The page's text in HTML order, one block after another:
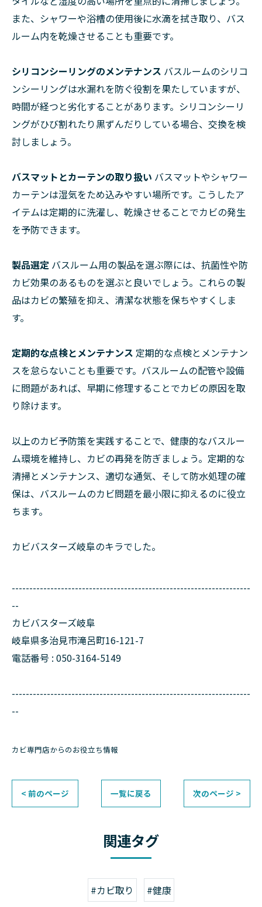
また、シャワーや浴槽の使用後に水滴を拭き取り、バス
ルーム内を乾燥させることも重要です。
シリコンシーリングのメンテナンス バスルームのシリコ
ンシーリングは水漏れを防ぐ役割を果たしていますが、
時間が経つと劣化することがあります。シリコンシーリ
ングがひび割れたり黒ずんだりしている場合、交換を検
討しましょう。
バスマットとカーテンの取り扱い バスマットやシャワー
カーテンは湿気をため込みやすい場所です。こうしたア
イテムは定期的に洗濯し、乾燥させることでカビの発生
を予防できます。
製品選定 バスルーム用の製品を選ぶ際には、抗菌性や防
カビ効果のあるものを選ぶと良いでしょう。これらの製
品はカビの繁殖を抑え、清潔な状態を保ちやすくしま
す。
定期的な点検とメンテナンス 定期的な点検とメンテナン
スを怠らないことも重要です。バスルームの配管や設備
に問題があれば、早期に修理することでカビの原因を取
り除けます。
以上のカビ予防策を実践することで、健康的なバスルー
ム環境を維持し、カビの再発を防ぎましょう。定期的な
清掃とメンテナンス、適切な通気、そして防水処理の確
保は、バスルームのカビ問題を最小限に抑えるのに役立
ちます。
カビバスターズ岐阜のキラでした。
--------------------------------------------------------------------
--
カビバスターズ岐阜
岐阜県多治見市滝呂町16-121-7
電話番号 : 050-3164-5149
--------------------------------------------------------------------
--
カビ専門店からのお役立ち情報
< 前のページ 一覧に戻る 次のページ >
関連タグ
#カビ取り #健康